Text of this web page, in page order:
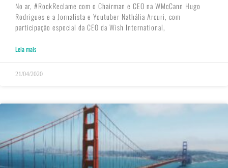
No ar, #RockReclame com o Chairman e CEO na WMcCann Hugo
Rodrigues e a Jornalista e Youtuber Nathália Arcuri, com
participação especial da CEO da Wish International,
Leia mais
21/04/2020